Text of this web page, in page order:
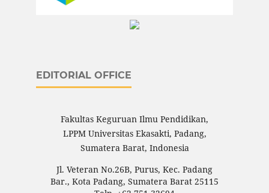
EDITORIAL OFFICE
Fakultas Keguruan Ilmu Pendidikan,
LPPM Universitas Ekasakti, Padang,
Sumatera Barat, Indonesia
Jl. Veteran No.26B, Purus, Kec. Padang
Bar., Kota Padang, Sumatera Barat 25115